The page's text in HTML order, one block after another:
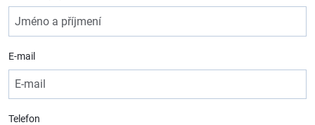
E-mail
Telefon